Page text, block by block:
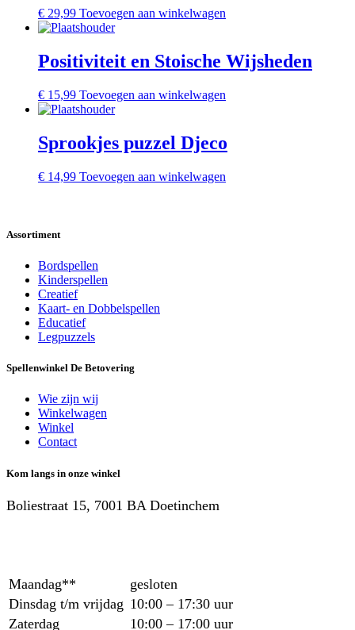
€ 29,99 Toevoegen aan winkelwagen
Positiviteit en Stoische Wijsheden
€ 15,99 Toevoegen aan winkelwagen
Sprookjes puzzel Djeco
€ 14,99 Toevoegen aan winkelwagen
Assortiment
Bordspellen
Kinderspellen
Creatief
Kaart- en Dobbelspellen
Educatief
Legpuzzels
Spellenwinkel De Betover​ing
Wie zijn wij
Winkelwagen
Winkel
Contact
Kom langs in onze winkel
Boliestraat 15, 7001 BA Doetinchem
Maandag**
gesloten
Dinsdag t/m vrijdag 10:00 – 17:30 uur
Zaterdag
10:00 – 17:00 uur